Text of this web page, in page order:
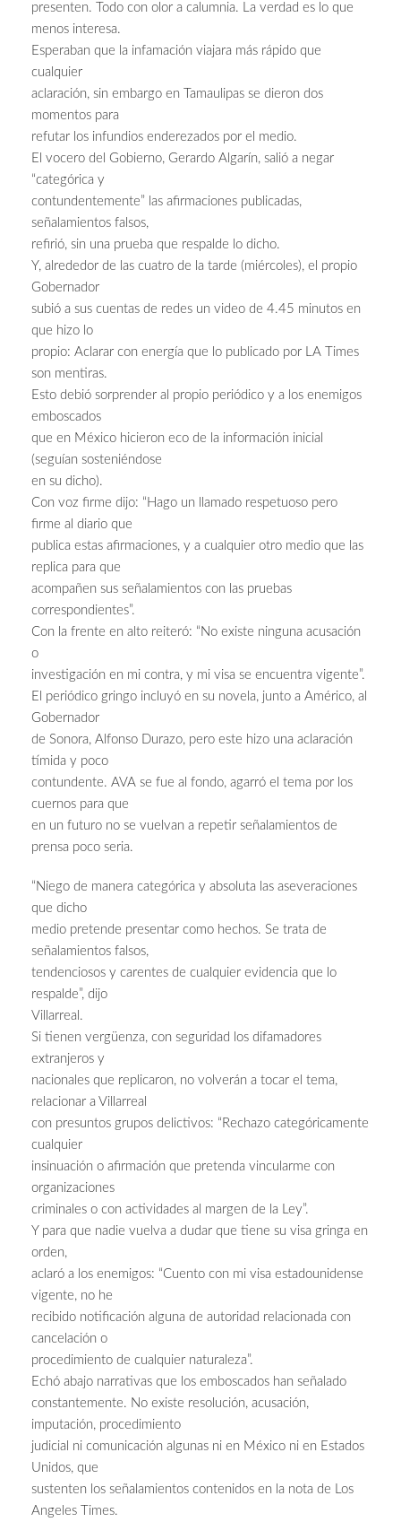
presenten. Todo con olor a calumnia. La verdad es lo que
menos interesa.
Esperaban que la infamación viajara más rápido que
cualquier
aclaración, sin embargo en Tamaulipas se dieron dos
momentos para
refutar los infundios enderezados por el medio.
El vocero del Gobierno, Gerardo Algarín, salió a negar
“categórica y
contundentemente” las afirmaciones publicadas,
señalamientos falsos,
refirió, sin una prueba que respalde lo dicho.
Y, alrededor de las cuatro de la tarde (miércoles), el propio
Gobernador
subió a sus cuentas de redes un video de 4.45 minutos en
que hizo lo
propio: Aclarar con energía que lo publicado por LA Times
son mentiras.
Esto debió sorprender al propio periódico y a los enemigos
emboscados
que en México hicieron eco de la información inicial
(seguían sosteniéndose
en su dicho).
Con voz firme dijo: “Hago un llamado respetuoso pero
firme al diario que
publica estas afirmaciones, y a cualquier otro medio que las
replica para que
acompañen sus señalamientos con las pruebas
correspondientes”.
Con la frente en alto reiteró: “No existe ninguna acusación
o
investigación en mi contra, y mi visa se encuentra vigente”.
El periódico gringo incluyó en su novela, junto a Américo, al
Gobernador
de Sonora, Alfonso Durazo, pero este hizo una aclaración
tímida y poco
contundente. AVA se fue al fondo, agarró el tema por los
cuernos para que
en un futuro no se vuelvan a repetir señalamientos de
prensa poco seria.
“Niego de manera categórica y absoluta las aseveraciones
que dicho
medio pretende presentar como hechos. Se trata de
señalamientos falsos,
tendenciosos y carentes de cualquier evidencia que lo
respalde”, dijo
Villarreal.
Si tienen vergüenza, con seguridad los difamadores
extranjeros y
nacionales que replicaron, no volverán a tocar el tema,
relacionar a Villarreal
con presuntos grupos delictivos: “Rechazo categóricamente
cualquier
insinuación o afirmación que pretenda vincularme con
organizaciones
criminales o con actividades al margen de la Ley”.
Y para que nadie vuelva a dudar que tiene su visa gringa en
orden,
aclaró a los enemigos: “Cuento con mi visa estadounidense
vigente, no he
recibido notificación alguna de autoridad relacionada con
cancelación o
procedimiento de cualquier naturaleza”.
Echó abajo narrativas que los emboscados han señalado
constantemente. No existe resolución, acusación,
imputación, procedimiento
judicial ni comunicación algunas ni en México ni en Estados
Unidos, que
sustenten los señalamientos contenidos en la nota de Los
Angeles Times.